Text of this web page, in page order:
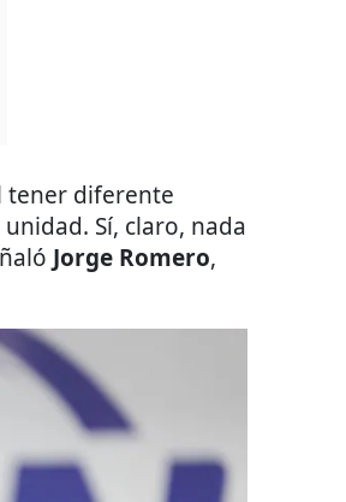
tener diferente
Sí, claro, nada
Jorge Romero,